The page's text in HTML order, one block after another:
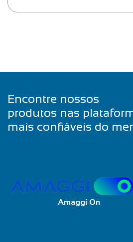
Encontre nossos
produtos nas
mais confiáveis do
Amaggi On